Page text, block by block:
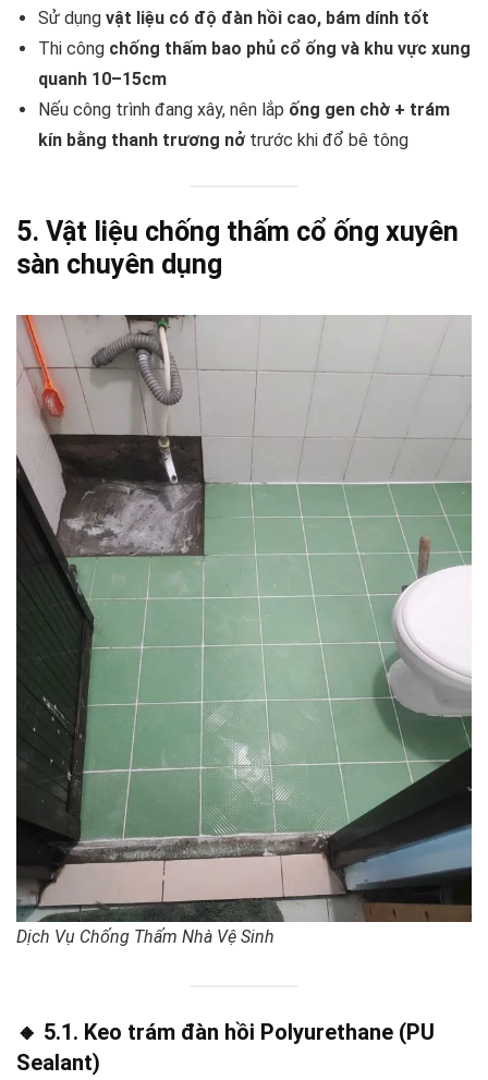
Sử dụng vật liệu có độ đàn hồi cao, bám dính tốt
Thi công chống thấm bao phủ cổ ống và khu vực xung
quanh 10–15cm
Nếu công trình đang xây, nên lắp ống gen chờ + trám
kín bằng thanh trương nở trước khi đổ bê tông
5. Vật liệu chống thấm cổ ống xuyên
sàn chuyên dụng
Dịch Vụ Chống Thấm Nhà Vệ Sinh
🔸 5.1. Keo trám đàn hồi Polyurethane (PU
Sealant)